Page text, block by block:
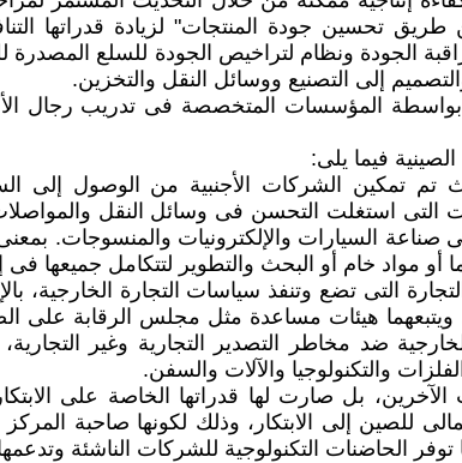
تحسين جودة المنتجات" لزيادة قدراتها
الجودة ونظام لتراخيص الجودة للسلع
إلى التصنيع ووسائل النقل والتخزين.
بواسطة المؤسسات المتخصصة فى تدريب رجال
فيما يلى:
تم تمكين الشركات الأجنبية من الوصول إلى
التى استغلت التحسن فى وسائل النقل
خام أو البحث والتطوير لتتكامل جميعها فى
التى تضع وتنفذ سياسات التجارة الخارجية،
ويتبعهما هيئات مساعدة مثل مجلس الرقابة على
ضد مخاطر التصدير التجارية وغير
والتكنولوجيا والآلات والسفن.
الآخرين، بل صارت لها قدراتها الخاصة على
للصين إلى الابتكار، وذلك لكونها صاحبة
توفر الحاضنات التكنولوجية للشركات الناشئة